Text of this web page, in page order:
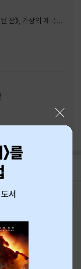
잔》, 가상의 제국이
의 치밀함이 이루어
중고샵 1566-4295
보호정책